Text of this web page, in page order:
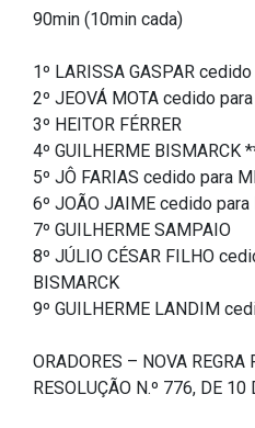
CODINS
COGE
Comunicação Legislativa
Coordenadoria do Sistema
Alece de Comunicação
Célula de Fotografia
Comunicação
Célula de Projetos Especiais
Coordenadoria de Polícia
Centro de Estudos e
Controladoria
Corregedoria
Divisas Territoriais do Ceará
Combate à Violência
Comitê de Responsabilidade
Social
Gestão Ambiental
Defensoria Pública do
Departamento de Saúde e
Assistência Social
Cearense (Unipace)
Defesa Social
dricos, Minas e Pesca
Direitos Humanos e
Educação Básica
Fiscalização e Controle
Indústria, Desenvolvimento
Econômico e Comércio
Infância e Adolescência
Consultoria Legislativa
Medalhas e comendas da
Mapa de Leis Históricas
Utilidade pública
90min (10min cada)
1º LARISSA GASPAR
2º JEOVÁ MOTA cedido para
3º HEITOR FÉRRER
4º GUILHERME BISMARCK
5º JÔ FARIAS cedido para
6º JOÃO JAIME cedido para
7º GUILHERME SAMPAIO
8º JÚLIO CÉSAR FILHO
BISMARCK
9º GUILHERME LANDIM
ORADORES – NOVA REGRA
RESOLUÇÃO N.º 776, DE